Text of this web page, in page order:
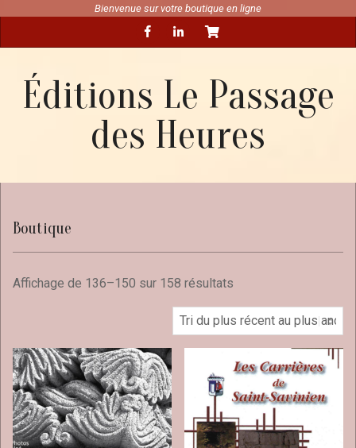
content
Bienvenue sur votre boutique en ligne
Navigation
Éditions Le Passage
des Heures
Boutique
Affichage de 136–150 sur 158 résultats